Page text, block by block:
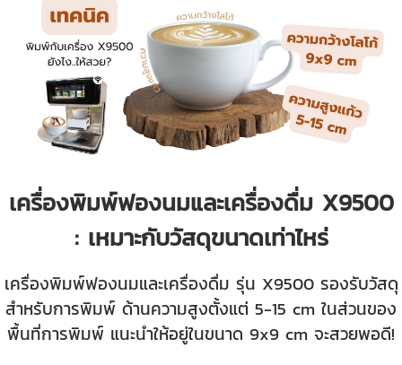
เครื่องพิมพ์ฟองนมและเครื่องดื่ม X9500
: เหมาะกับวัสดุขนาดเท่าไหร่
เครื่องพิมพ์ฟองนมและเครื่องดื่ม รุ่น X9500 รองรับวัสดุ
สำหรับการพิมพ์ ด้านความสูงตั้งแต่ 5-15 cm ในส่วนของ
พื้นที่การพิมพ์ แนะนำให้อยู่ในขนาด 9x9 cm จะสวยพอดี!